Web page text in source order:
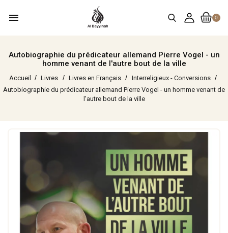
0
menu
Autobiographie du prédicateur allemand Pierre Vogel - un
homme venant de l'autre bout de la ville
Accueil Livres Livres en Français
Interreligieux - Conversions
Autobiographie du prédicateur allemand Pierre Vogel - un homme venant de
l'autre bout de la ville